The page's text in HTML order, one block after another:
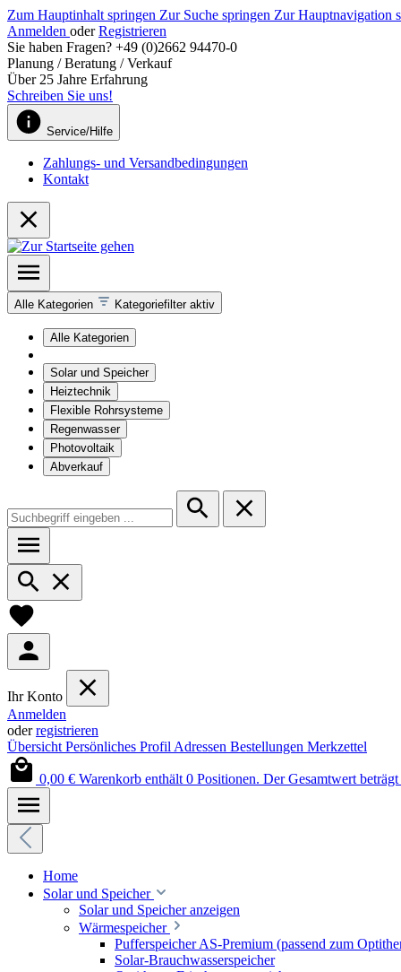
Zum Hauptinhalt springen Zur Suche springen Zur Hauptnavigation
Anmelden oder Registrieren
Sie haben Fragen? +49 (0)2662 94470-0
Planung / Beratung / Verkauf
Über 25 Jahre Erfahrung
Schreiben Sie uns!
Service/Hilfe
Zahlungs- und Versandbedingungen
Kontakt
Alle Kategorien Kategoriefilter aktiv
Alle Kategorien
Solar und Speicher
Heiztechnik
Flexible Rohrsysteme
Regenwasser
Photovoltaik
Abverkauf
Ihr Konto
Anmelden
oderregistrieren
Übersicht Persönliches Profil Adressen Bestellungen Merkzettel
0,00 € Warenkorb enthält 0 Positionen. Der Gesamtwert
Home
Solar und Speicher
Solar und Speicher anzeigen
Wärmespeicher
Pufferspeicher AS-Premium (passend zum
Solar-Brauchwasserspeicher